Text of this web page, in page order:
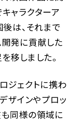
ャラクターア
後は、それまで
発に貢献した
移しました。
ジェクトに携わ
ザインやプロッ
同様の領域に